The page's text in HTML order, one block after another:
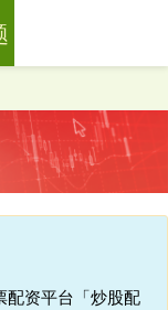
配资平台「炒股配